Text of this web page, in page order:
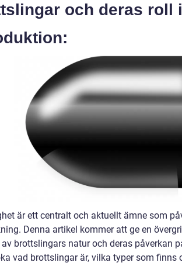
och deras roll
är ett centralt och aktuellt ämne som
Denna artikel kommer att ge en
brottslingars natur och deras påverkan
vad brottslingar är, vilka typer som finns